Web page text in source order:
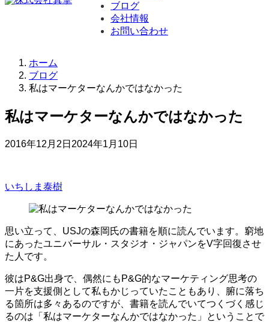
ブログ
会社情報
お問い合わせ
ホーム
ブログ
私はマーケターなんかではなかった
私はマーケターなんかではなかった
2016年12月2日 2024年1月10日
いちしま泰樹
思い立って、USJの森岡氏の書籍を順に読んでいます。窮地
にあったユニバーサル・スタジオ・ジャパンをV字回復させ
た人です。
彼はP&G出身で、偶然にもP&G的なマーケティング思考の
一片を支援側として私もかじっていたこともあり、腑に落ち
る箇所は多々あるのですが、書籍を読んでいてつくづく感じ
るのは「私はマーケターなんかではなかった」ということで